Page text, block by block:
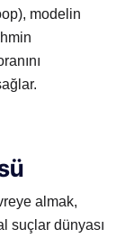
modelin
almak,
suçlar dünyası